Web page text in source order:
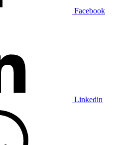
Facebook
Linkedin